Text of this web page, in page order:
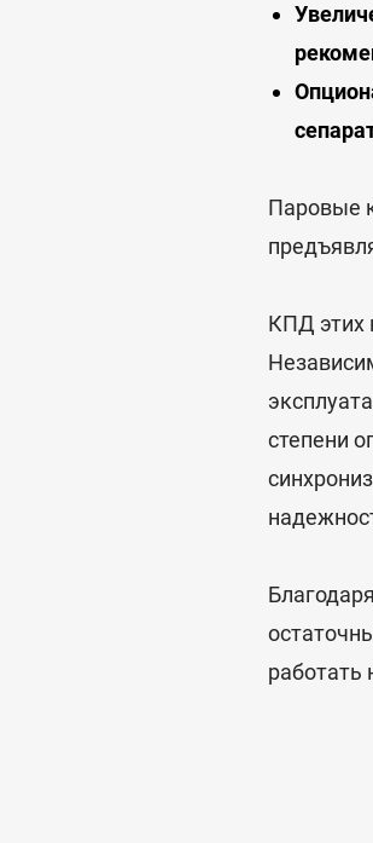
Паровые
КПД этих
степени
работать